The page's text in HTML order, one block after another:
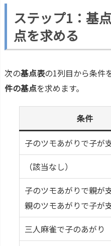
ステップ1：基
点を求める
次の基点表の1列目から条件
件の基点を求めます。
条件
子のツモあがりで子が
（該当なし）
子のツモあがりで親が
親のツモあがりで子が
三人麻雀で子のあがり